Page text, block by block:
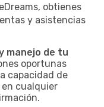
obtienes
y asistencias
manejo de tu
oportunas
capacidad de
cualquier